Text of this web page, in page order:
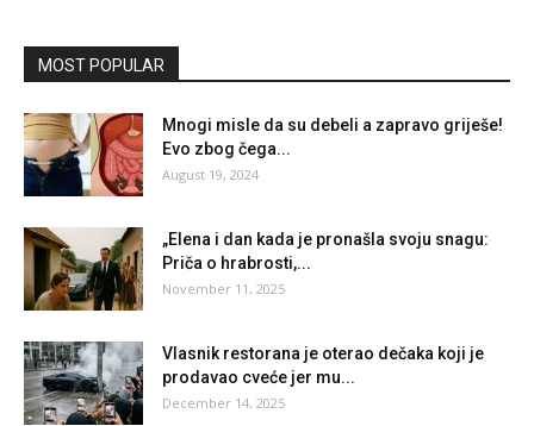
MOST POPULAR
Mnogi misle da su debeli a zapravo griješe!
Evo zbog čega...
August 19, 2024
„Elena i dan kada je pronašla svoju snagu:
Priča o hrabrosti,...
November 11, 2025
Vlasnik restorana je oterao dečaka koji je
prodavao cveće jer mu...
December 14, 2025